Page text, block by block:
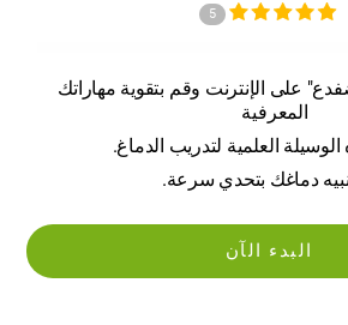
5
على الإنترنت وقم بتقوية مهاراتك
المعرفية
العلمية لتدريب الدماغ.
دماغك بتحدي سرعة.
البدء الآن